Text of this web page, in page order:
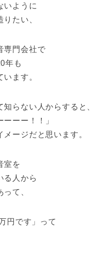
いように
りたい、
専門会社で
年も
ます。
知らない人からすると、
ーーー！！」
メージだと思います。
室を
る人から
って、
円です」って